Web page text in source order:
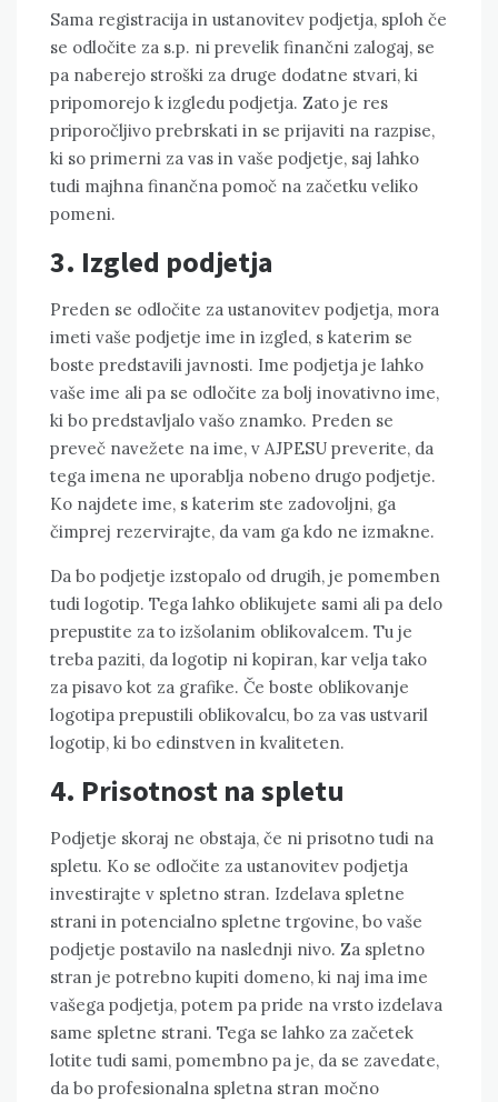
Sama registracija in ustanovitev podjetja, sploh če
se odločite za s.p. ni prevelik finančni zalogaj, se
pa naberejo stroški za druge dodatne stvari, ki
pripomorejo k izgledu podjetja. Zato je res
priporočljivo prebrskati in se prijaviti na razpise,
ki so primerni za vas in vaše podjetje, saj lahko
tudi majhna finančna pomoč na začetku veliko
pomeni.
3. Izgled podjetja
Preden se odločite za ustanovitev podjetja, mora
imeti vaše podjetje ime in izgled, s katerim se
boste predstavili javnosti. Ime podjetja je lahko
vaše ime ali pa se odločite za bolj inovativno ime,
ki bo predstavljalo vašo znamko. Preden se
preveč navežete na ime, v AJPESU preverite, da
tega imena ne uporablja nobeno drugo podjetje.
Ko najdete ime, s katerim ste zadovoljni, ga
čimprej rezervirajte, da vam ga kdo ne izmakne.
Da bo podjetje izstopalo od drugih, je pomemben
tudi logotip. Tega lahko oblikujete sami ali pa delo
prepustite za to izšolanim oblikovalcem. Tu je
treba paziti, da logotip ni kopiran, kar velja tako
za pisavo kot za grafike. Če boste oblikovanje
logotipa prepustili oblikovalcu, bo za vas ustvaril
logotip, ki bo edinstven in kvaliteten.
4. Prisotnost na spletu
Podjetje skoraj ne obstaja, če ni prisotno tudi na
spletu. Ko se odločite za ustanovitev podjetja
investirajte v spletno stran. Izdelava spletne
strani in potencialno spletne trgovine, bo vaše
podjetje postavilo na naslednji nivo. Za spletno
stran je potrebno kupiti domeno, ki naj ima ime
vašega podjetja, potem pa pride na vrsto izdelava
same spletne strani. Tega se lahko za začetek
lotite tudi sami, pomembno pa je, da se zavedate,
da bo profesionalna spletna stran močno